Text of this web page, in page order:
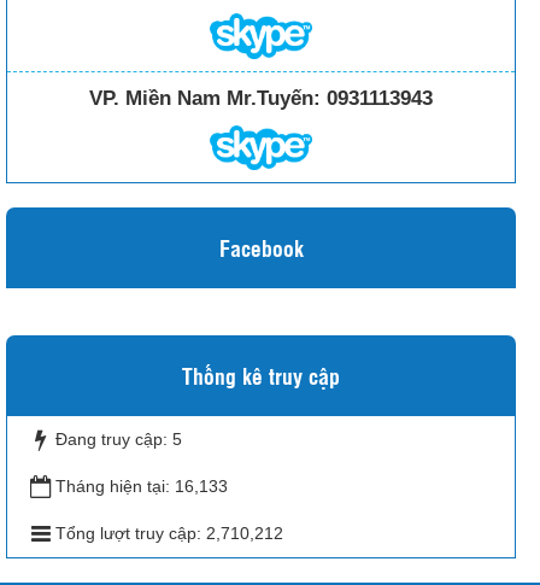
VP. Miền Nam Mr.Tuyến: 0931113943
Facebook
Thống kê truy cập
Đang truy cập: 5
Tháng hiện tại: 16,133
Tổng lượt truy cập: 2,710,212